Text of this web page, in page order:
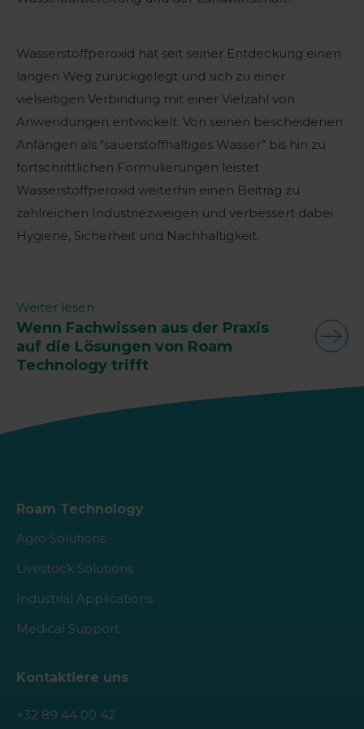
Wasserstoffperoxid hat seit seiner Entdeckung einen
langen Weg zurückgelegt und sich zu einer
vielseitigen Verbindung mit einer Vielzahl von
Anwendungen entwickelt. Von seinen bescheidenen
Anfängen als “sauerstoffhaltiges Wasser” bis hin zu
fortschrittlichen Formulierungen leistet
Wasserstoffperoxid weiterhin einen Beitrag zu
zahlreichen Industriezweigen und verbessert dabei
Hygiene, Sicherheit und Nachhaltigkeit.
Weiter lesen
Wenn Fachwissen aus der Praxis
auf die Lösungen von Roam
Technology trifft
Roam Technology
Agro Solutions
Livestock Solutions
Industrial Applications
Medical Support
Kontaktiere uns
+32 89 44 00 42